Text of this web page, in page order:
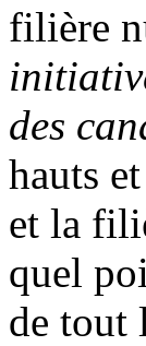
filière
des
hauts
et la
quel
de tout